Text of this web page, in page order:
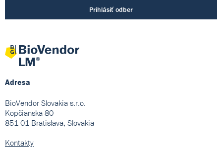
Prihlásiť odber
Adresa
BioVendor Slovakia s.r.o.
Kopčianska 80
851 01 Bratislava, Slovakia
Kontakty